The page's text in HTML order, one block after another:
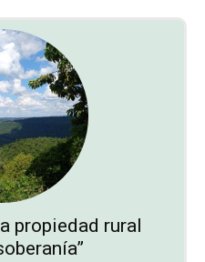
propiedad rural